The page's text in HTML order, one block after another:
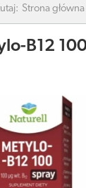
Strona główna
B12